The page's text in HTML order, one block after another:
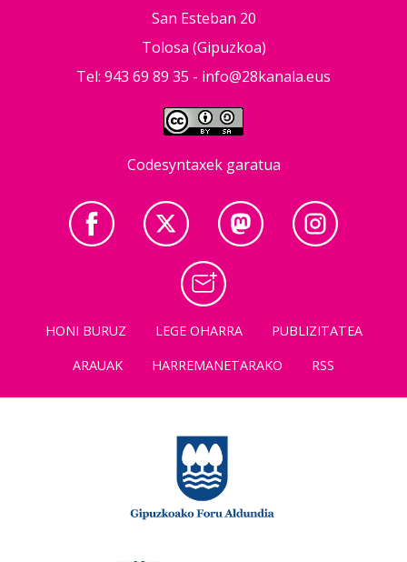
San Esteban 20
Tolosa (Gipuzkoa)
Tel: 943 69 89 35 - info@28kanala.eus
Codesyntaxek garatua
HONI BURUZ LEGE OHARRA
PUBLIZITATEA
ARAUAK
HARREMANETARAKO RSS